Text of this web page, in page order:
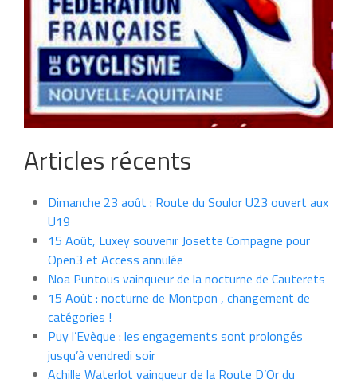
Articles récents
Dimanche 23 août : Route du Soulor U23 ouvert aux
U19
15 Août, Luxey souvenir Josette Compagne pour
Open3 et Access annulée
Noa Puntous vainqueur de la nocturne de Cauterets
15 Août : nocturne de Montpon , changement de
catégories !
Puy l’Evèque : les engagements sont prolongés
jusqu’à vendredi soir
Achille Waterlot vainqueur de la Route D’Or du